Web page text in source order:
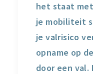
het staat
je mobiliteit
je valrisico
opname op
door een